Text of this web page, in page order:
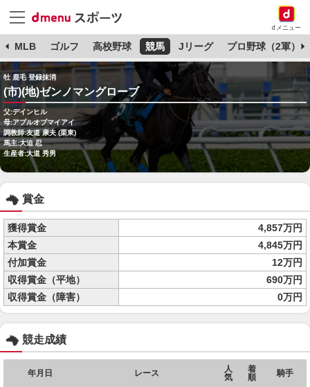
dメニュー
MLB ゴルフ 高校野球 競馬 Jリーグ プロ野球（2軍）
牡 鹿毛 登録抹消
(市)(地)ゼンノマングローブ
父:デインヒル
母:アプルオブマイアイ
調教師:友道 康夫 (栗東)
馬主:大迫 忍
生産者:大道 秀男
賞金
獲得賞金
4,857万円
本賞金
4,845万円
付加賞金
12万円
収得賞金（平地）
690万円
収得賞金（障害）
0万円
競走成績
年月日 レース
人
気
着
順
騎手